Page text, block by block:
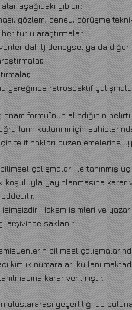
aşağıdaki gibidir:
gözlem, deney, görüşme
türlü araştırmalar
dahil) deneysel ya da diğer
gereğince retrospektif
onam formu”nun alındığının
kullanımı için
telif hakları düzenlemelerine
çalışmaları ile tanınmış
koşuluyla yayınlanmasına
Hakem isimleri ve
arşivinde saklanır.
bilimsel
kimlik numaraları
karar verilmiştir.
uluslararası geçerliliği de